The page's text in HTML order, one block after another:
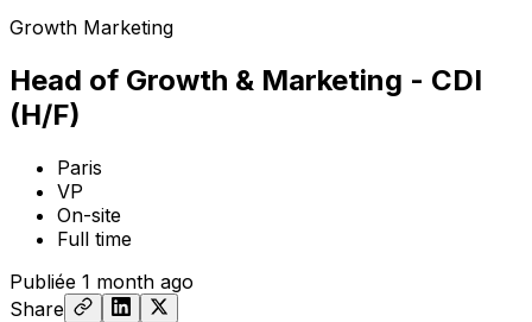
Growth Marketing
Head of Growth & Marketing - CDI
(H/F)
Paris
VP
On-site
Full time
Publiée 1 month ago
Share